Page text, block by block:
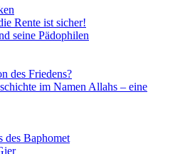
Rente ist sicher!
seine Pädophilen
des Friedens?
im Namen Allahs – eine
des Baphomet